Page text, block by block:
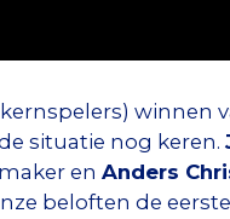
winnen
situatie nog keren.
en Anders
beloften de